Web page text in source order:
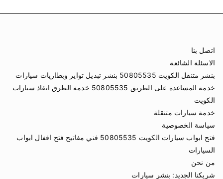
اتصل بنا
الاسئلة الشائعة
بنشر متنقل الكويت 50805535 بنشر تبديل تواير وبطاريات سيارات
خدمة المساعدة على الطريق 50805535 خدمة الطرق انقاذ سيارات
الكويت
خدمة سيارات متنقلة
سياسة الخصوصية
فتح ابواب سيارات الكويت 50805535 فني مفاتيح فتح اقفال ابواب
السيارات
من نحن
شريكنا الجديد: بنشر سيارات